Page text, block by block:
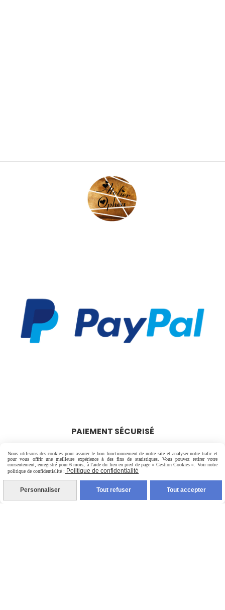
PAIEMENT SÉCURISÉ
Nous utilisons des cookies pour assurer le bon fonctionnement de notre site et analyser notre trafic et
pour vous offrir une meilleure expérience à des fins de statistiques. Vous pouvez retirer votre
consentement, enregistré pour 6 mois, à l'aide du lien en pied de page « Gestion Cookies ». Voir notre
politique de confidentialité : Politique de confidentialité
Personnaliser Tout refuser Tout accepter